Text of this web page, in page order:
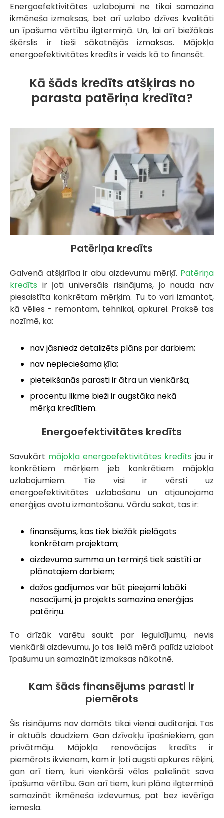
Energoefektivitātes uzlabojumi ne tikai samazina
ikmēneša izmaksas, bet arī uzlabo dzīves kvalitāti
un īpašuma vērtību ilgtermiņā. Un, lai arī biežākais
šķērslis ir tieši sākotnējās izmaksas. Mājokļa
energoefektivitātes kredīts ir veids kā to finansēt.
Kā šāds kredīts atšķiras no
parasta patēriņa kredīta?
Patēriņa kredīts
Galvenā atšķirība ir abu aizdevumu mērķī. Patēriņa
kredīts ir ļoti universāls risinājums, jo nauda nav
piesaistīta konkrētam mērķim. Tu to vari izmantot,
kā vēlies - remontam, tehnikai, apkurei. Praksē tas
nozīmē, ka:
nav jāsniedz detalizēts plāns par darbiem;
nav nepieciešama ķīla;
pieteikšanās parasti ir ātra un vienkārša;
procentu likme bieži ir augstāka nekā
mērķa kredītiem.
Energoefektivitātes kredīts
Savukārt mājokļa energoefektivitātes kredīts jau ir
konkrētiem mērķiem jeb konkrētiem mājokļa
uzlabojumiem. Tie visi ir vērsti uz
energoefektivitātes uzlabošanu un atjaunojamo
enerģijas avotu izmantošanu. Vārdu sakot, tas ir:
finansējums, kas tiek biežāk pielāgots
konkrētam projektam;
aizdevuma summa un termiņš tiek saistīti ar
plānotajiem darbiem;
dažos gadījumos var būt pieejami labāki
nosacījumi, ja projekts samazina enerģijas
patēriņu.
To drīzāk varētu saukt par ieguldījumu, nevis
vienkārši aizdevumu, jo tas lielā mērā palīdz uzlabot
īpašumu un samazināt izmaksas nākotnē.
Kam šāds finansējums parasti ir
piemērots
Šis risinājums nav domāts tikai vienai auditorijai. Tas
ir aktuāls daudziem. Gan dzīvokļu īpašniekiem, gan
privātmāju. Mājokļa renovācijas kredīts ir
piemērots ikvienam, kam ir ļoti augsti apkures rēķini,
gan arī tiem, kuri vienkārši vēlas palielināt sava
īpašuma vērtību. Gan arī tiem, kuri plāno ilgtermiņā
samazināt ikmēneša izdevumus, pat bez ievērīga
iemesla.